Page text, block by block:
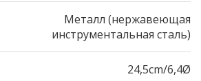
Металл (нержавеющая
инструментальная сталь)
24,5cm/6,4Ø